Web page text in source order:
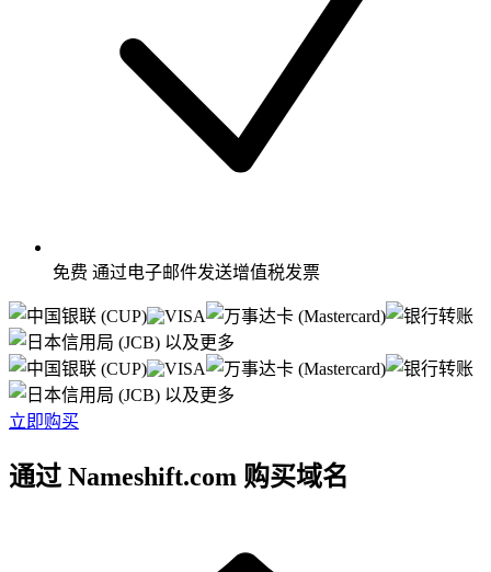
免费 通过电子邮件发送增值税发票
以及更多
以及更多
立即购买
通过 Nameshift.com 购买域名